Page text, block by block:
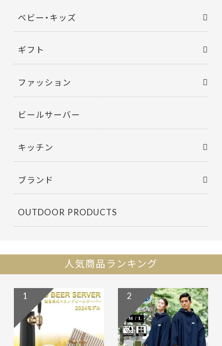
ベビー・キッズ
ギフト
ファッション
ビールサーバー
キッチン
ブランド
OUTDOOR PRODUCTS
人気商品ランキング
1 2